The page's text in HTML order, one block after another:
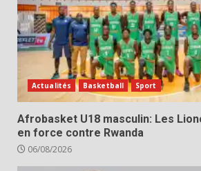
Actualités Basketball Sport
Afrobasket U18 masculin: Les
en force contre Rwanda
06/08/2026